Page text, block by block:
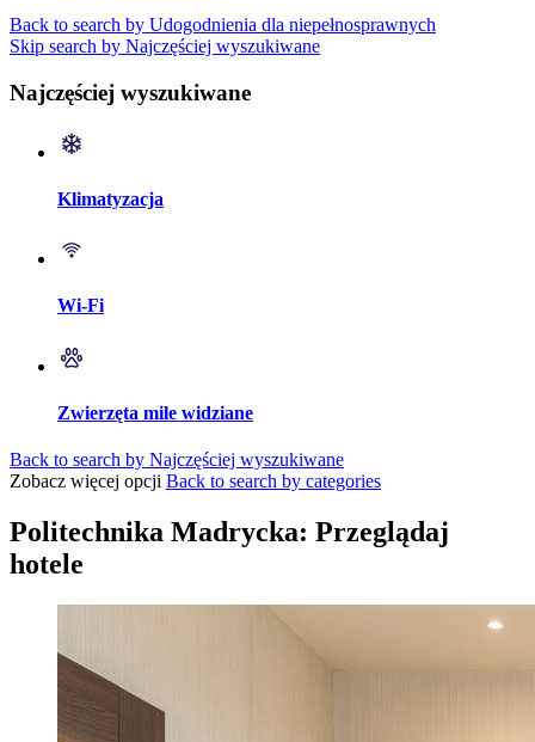
Back to search by Udogodnienia dla niepełnosprawnych
Skip search by Najczęściej wyszukiwane
Najczęściej wyszukiwane
Klimatyzacja
Wi-Fi
Zwierzęta mile widziane
Back to search by Najczęściej wyszukiwane
Zobacz więcej opcji Back to search by categories
Politechnika Madrycka: Przeglądaj
hotele